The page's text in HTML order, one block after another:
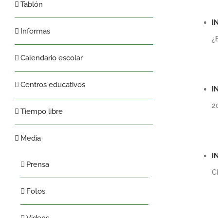
Tablón
Informas
Calendario escolar
Centros educativos
Tiempo libre
Media
Prensa
Fotos